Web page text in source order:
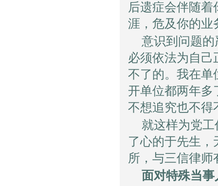
后遗症会伴随
涯，危及你的业
意识到问题
必须依法为自
不了的。我在单
开单位都两年多
不想追究也不得
就这样为党
了心的于先生
所，与三信律
面对特殊当